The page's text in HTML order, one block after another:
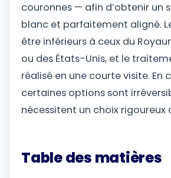
couronnes — afin d’obtenir un
blanc et parfaitement aligné.
être inférieurs à ceux du
ou des États-Unis, et le
réalisé en une courte visite. En
certaines options sont
nécessitent un choix rigoureux
Table des matières